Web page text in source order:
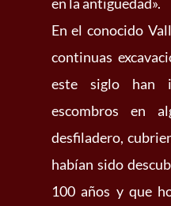
En el conocido
continuas
este siglo han
escombros en
desfiladero,
habían sido
100 años y que